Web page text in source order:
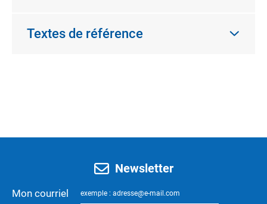
Textes de référence
Newsletter
Mon courriel